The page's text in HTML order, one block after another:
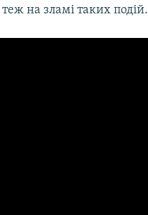
на зламі таких подій.